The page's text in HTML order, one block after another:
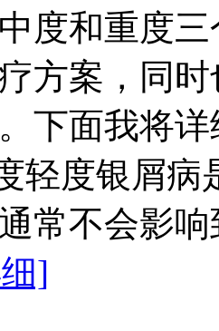
度和重度
方案，同
下面我将
轻度银屑病
常不会影
]